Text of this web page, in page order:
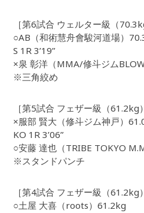
［第6試合 ウェルター級（
○AB（和術慧舟會駿河道場）
S 1R 3’19”
×泉 彰洋（MMA/修斗ジム
※三角絞め
［第5試合 フェザー級（61.2kg
×服部 賢大（修斗ジム神戸）
KO 1R 3’06”
○安藤 達也（TRIBE TOKYO
※スタンドパンチ
［第4試合 フェザー級（61.2kg
○土屋 大喜（roots）61.2kg